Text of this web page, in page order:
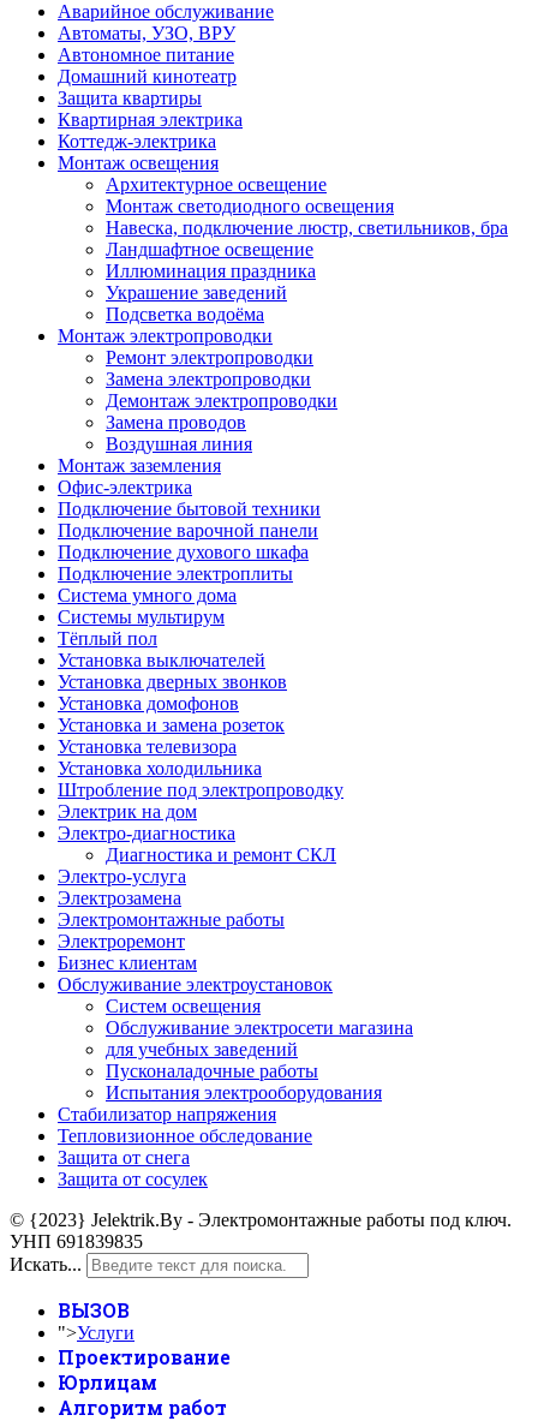
Аварийное обслуживание
Автоматы, УЗО, ВРУ
Автономное питание
Домашний кинотеатр
Защита квартиры
Квартирная электрика
Коттедж-электрика
Монтаж освещения
Архитектурное освещение
Монтаж светодиодного освещения
Навеска, подключение люстр, светильников, бра
Ландшафтное освещение
Иллюминация праздника
Украшение заведений
Подсветка водоёма
Монтаж электропроводки
Ремонт электропроводки
Замена электропроводки
Демонтаж электропроводки
Замена проводов
Воздушная линия
Монтаж заземления
Офис-электрика
Подключение бытовой техники
Подключение варочной панели
Подключение духового шкафа
Подключение электроплиты
Система умного дома
Системы мультирум
Тёплый пол
Установка выключателей
Установка дверных звонков
Установка домофонов
Установка и замена розеток
Установка телевизора
Установка холодильника
Штробление под электропроводку
Электрик на дом
Электро-диагностика
Диагностика и ремонт СКЛ
Электро-услуга
Электрозамена
Электромонтажные работы
Электроремонт
Бизнес клиентам
Обслуживание электроустановок
Систем освещения
Обслуживание электросети магазина
для учебных заведений
Пусконаладочные работы
Испытания электрооборудования
Стабилизатор напряжения
Тепловизионное обследование
Защита от снега
Защита от сосулек
© {2023} Jelektrik.By - Электромонтажные работы под ключ.
УНП 691839835
Искать...
ВЫЗОВ
">Услуги
Проектирование
Юрлицам
Алгоритм работ